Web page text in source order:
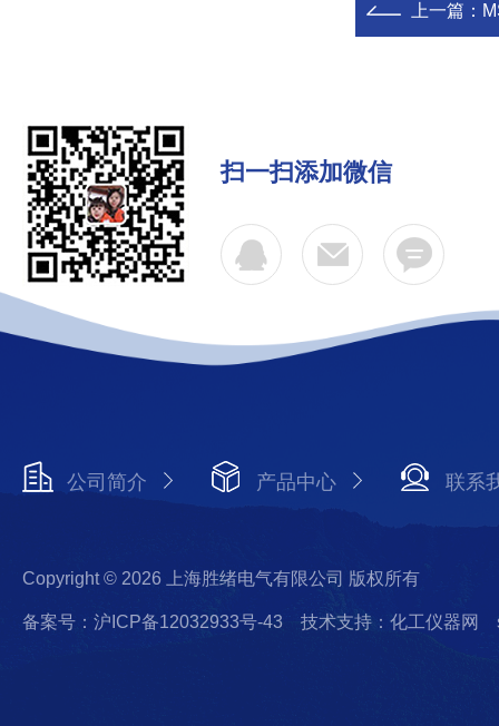
上一篇：
扫一扫添加微信
公司简介 产品中心 联系
Copyright © 2026 上海胜绪电气有限公司 版权所有
备案号：沪ICP备12032933号-43 技术支持：化工仪器网